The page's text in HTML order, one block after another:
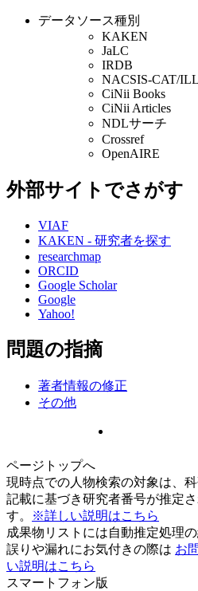
データソース種別
KAKEN
JaLC
IRDB
NACSIS-CAT/ILL
CiNii Books
CiNii Articles
NDLサーチ
Crossref
OpenAIRE
外部サイトでさがす
VIAF
KAKEN - 研究者を探す
researchmap
ORCID
Google Scholar
Google
Yahoo!
問題の指摘
著者情報の修正
その他
ページトップへ
現時点での人物検索の対象は、科
記載に基づき研究者番号が推定
す。
※詳しい説明はこちら
成果物リストには自動推定処理
誤りや漏れにお気付きの際は お
い説明はこちら
スマートフォン版